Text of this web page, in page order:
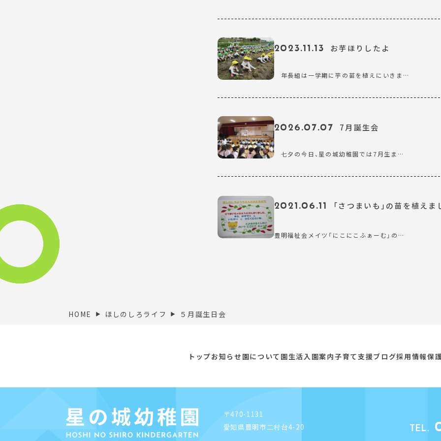
2023.11.13 お芋ほりしたよ
年長組は一学期に芋の苗を植えにいきま…
2026.07.07 7月誕生会
七夕の今日、星の城幼稚園では7月生ま…
2021.06.11 「さつまいも」の苗を植えま
豊明福祉会メイツ「にこにこふぁーむ」の…
HOME ▶︎ ほしのしろライフ ▶︎ ５月誕生日会
トップお知らせ 園について 園生活 入園案内子育て支援ブログ採用情報保
〒470-1131
愛知県豊明市二村台4-20
TEL.